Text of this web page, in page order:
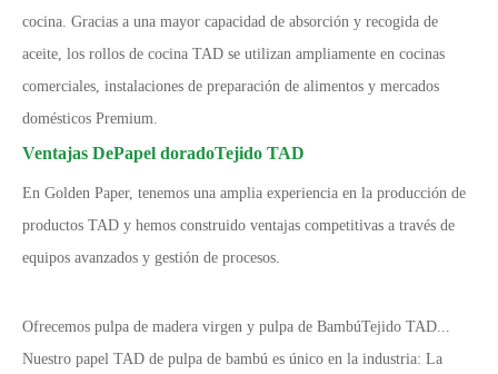
cocina. Gracias a una mayor capacidad de absorción y recogida de
aceite, los rollos de cocina TAD se utilizan ampliamente en cocinas
comerciales, instalaciones de preparación de alimentos y mercados
domésticos Premium.
Ventajas DePapel doradoTejido TAD
En Golden Paper, tenemos una amplia experiencia en la producción de
productos TAD y hemos construido ventajas competitivas a través de
equipos avanzados y gestión de procesos.
Ofrecemos pulpa de madera virgen y pulpa de BambúTejido TAD
Nuestro papel TAD de pulpa de bambú es único en la industria: La